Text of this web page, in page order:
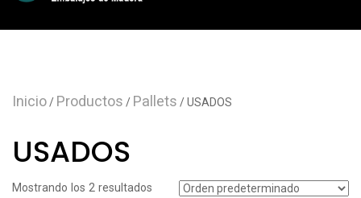
Inicio/ Productos / Pallets / USADOS
USADOS
Mostrando los 2 resultados